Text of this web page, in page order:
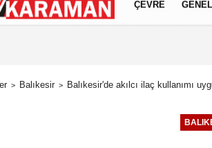
İletişim Çerez Politikası Gizlilik İlkeleri
ÇEVRE GENEL
Balıkesir Balıkesir'de akılcı ilaç kullanımı